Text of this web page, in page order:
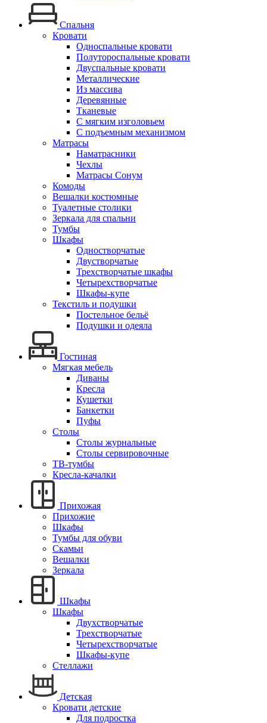
Спальня
Кровати
Односпальные кровати
Полутороспальные кровати
Двуспальные кровати
Металлические
Из массива
Деревянные
Тканевые
С мягким изголовьем
С подъемным механизмом
Матрасы
Наматрасники
Чехлы
Матрасы Сонум
Комоды
Вешалки костюмные
Туалетные столики
Зеркала для спальни
Тумбы
Шкафы
Одностворчатые
Двустворчатые
Трехстворчатые шкафы
Четырехстворчатые
Шкафы-купе
Текстиль и подушки
Постельное бельё
Подушки и одеяла
Гостиная
Мягкая мебель
Диваны
Кресла
Кушетки
Банкетки
Пуфы
Столы
Столы журнальные
Столы сервировочные
ТВ-тумбы
Кресла-качалки
Прихожая
Прихожие
Шкафы
Тумбы для обуви
Скамьи
Вешалки
Зеркала
Шкафы
Шкафы
Двухстворчатые
Трехстворчатые
Четырехстворчатые
Шкафы-купе
Стеллажи
Детская
Кровати детские
Для подростка